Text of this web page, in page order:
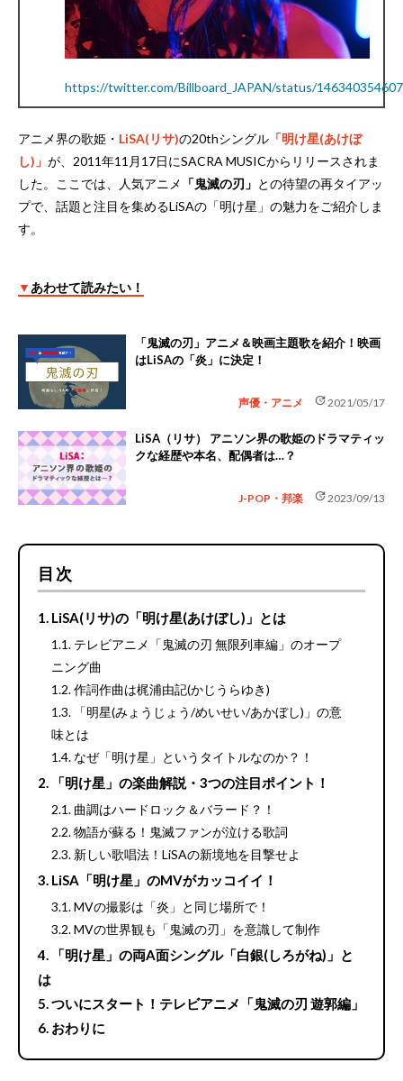
https://twitter.com/Billboard_JAPAN/status/
アニメ界の歌姫・ LiSA(リサ)の20thシングル 「明け星(あけぼ
し)」 が、2011年11月17日にSACRA MUSICからリリースされま
した。ここでは、人気アニメ 「鬼滅の刃」 との待望の再タイアッ
プで、話題と注目を集めるLiSAの「明け星」の魅力をご紹介しま
す。
▼あわせて読みたい！
「鬼滅の刃」アニメ＆映画主題歌を紹介！映画
はLiSAの「炎」に決定！
声優・アニメ update2021/05/17
LiSA（リサ） アニソン界の歌姫のドラマティッ
クな経歴や本名、配偶者は…？
J-POP・邦楽 update2023/09/13
目次
LiSA(リサ)の「明け星(あけぼし)」とは
テレビアニメ「鬼滅の刃 無限列車編」のオープ
ニング曲
作詞作曲は梶浦由記(かじうらゆき)
「明星(みょうじょう/めいせい/あかぼし)」の意
味とは
なぜ「明け星」というタイトルなのか？！
「明け星」の楽曲解説・3つの注目ポイント！
曲調はハードロック＆バラード？！
物語が蘇る！鬼滅ファンが泣ける歌詞
新しい歌唱法！LiSAの新境地を目撃せよ
LiSA「明け星」のMVがカッコイイ！
MVの撮影は「炎」と同じ場所で！
MVの世界観も「鬼滅の刃」を意識して制作
「明け星」の両A面シングル「白銀(しろがね)」と
は
ついにスタート！テレビアニメ「鬼滅の刃 遊郭編」
おわりに